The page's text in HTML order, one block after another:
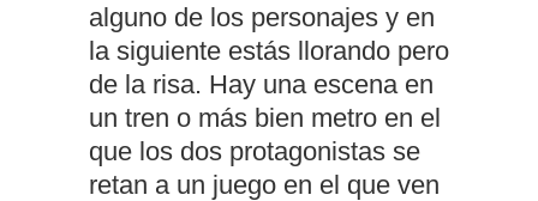
alguno de los personajes y en
la siguiente estás llorando pero
de la risa. Hay una escena en
un tren o más bien metro en el
que los dos protagonistas se
retan a un juego en el que ven